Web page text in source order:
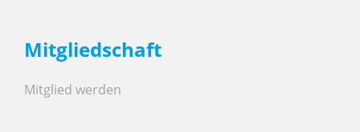
Mitgliedschaft
Mitglied werden